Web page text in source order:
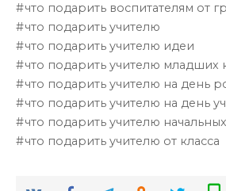
что подарить воспитателям от
что подарить учителю
что подарить учителю идеи
что подарить учителю младших
что подарить учителю на день
что подарить учителю на день
что подарить учителю
что подарить учителю от класса